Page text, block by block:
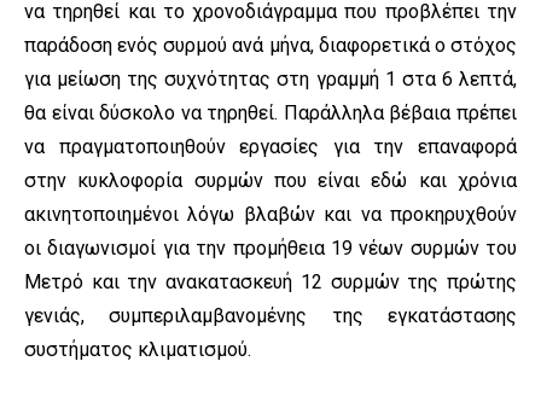
να τηρηθεί και το χρονοδιάγραμμα που προβλέπει την
παράδοση ενός συρμού ανά μήνα, διαφορετικά ο στόχος
για μείωση της συχνότητας στη γραμμή 1 στα 6 λεπτά,
θα είναι δύσκολο να τηρηθεί. Παράλληλα βέβαια πρέπει
να πραγματοποιηθούν εργασίες για την επαναφορά
στην κυκλοφορία συρμών που είναι εδώ και χρόνια
ακινητοποιημένοι λόγω βλαβών και να προκηρυχθούν
οι διαγωνισμοί για την προμήθεια 19 νέων συρμών του
Μετρό και την ανακατασκευή 12 συρμών της πρώτης
γενιάς, συμπεριλαμβανομένης της εγκατάστασης
συστήματος κλιματισμού.